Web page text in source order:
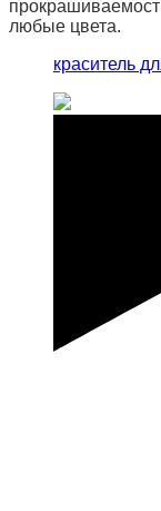
любые цвета.
краситель